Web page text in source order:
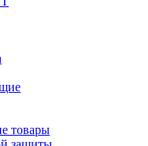
товары